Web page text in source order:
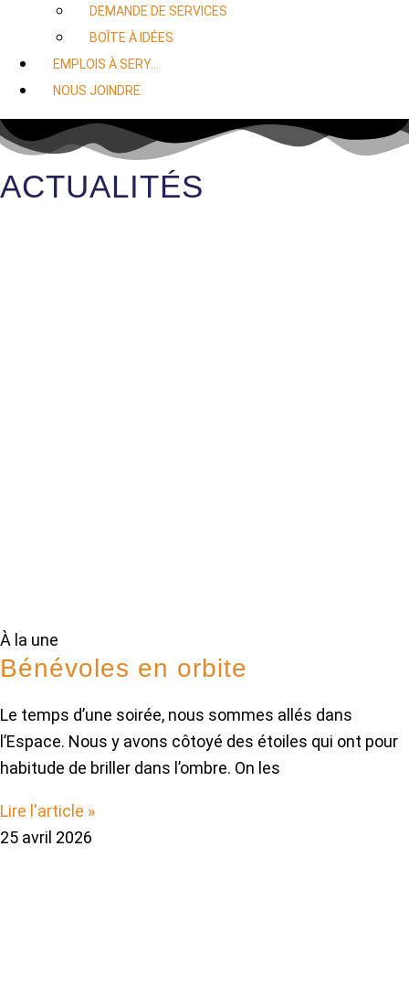
DEMANDE DE SERVICES
BOÎTE À IDÉES
EMPLOIS À SERY…
NOUS JOINDRE
ACTUALITÉS
À la une
Bénévoles en orbite
Le temps d’une soirée, nous sommes allés dans
l’Espace. Nous y avons côtoyé des étoiles qui ont pour
habitude de briller dans l’ombre. On les
Lire l'article »
25 avril 2026